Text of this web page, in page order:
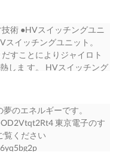
。 ・アノード電極に制御
上位装置から直流高電圧
アノードとカソード電極
コントローラ（主体は
構成される アノード電極
ノード電極用負電源 ： －
X D1200(mm) 外観寸
ジャイロトロンのアノー
高速・高電圧のパルス電圧
高電圧電源とジャイロトロ
ためのBPS直流高電圧電源
部の構成 高電圧スイッチ
ためアノード 電極へ高
的で使用されます。 アノ
充電用高電圧スイッチと
するための放電用高電圧
ットにより構成されていま
術 ●HVスイッチングユニ
イッチングユニット。
すことによりジャイロト
しま す。 HVスイッチング
の高電圧、～1μsecオ
もの高電圧をか けて
に シンクロさせること
。 HVスイッチングユニッ
圧保護回路 高電圧スイッ
る可能性がある高電 圧サ
のエネルギーです。
東京電子のす
覧ください